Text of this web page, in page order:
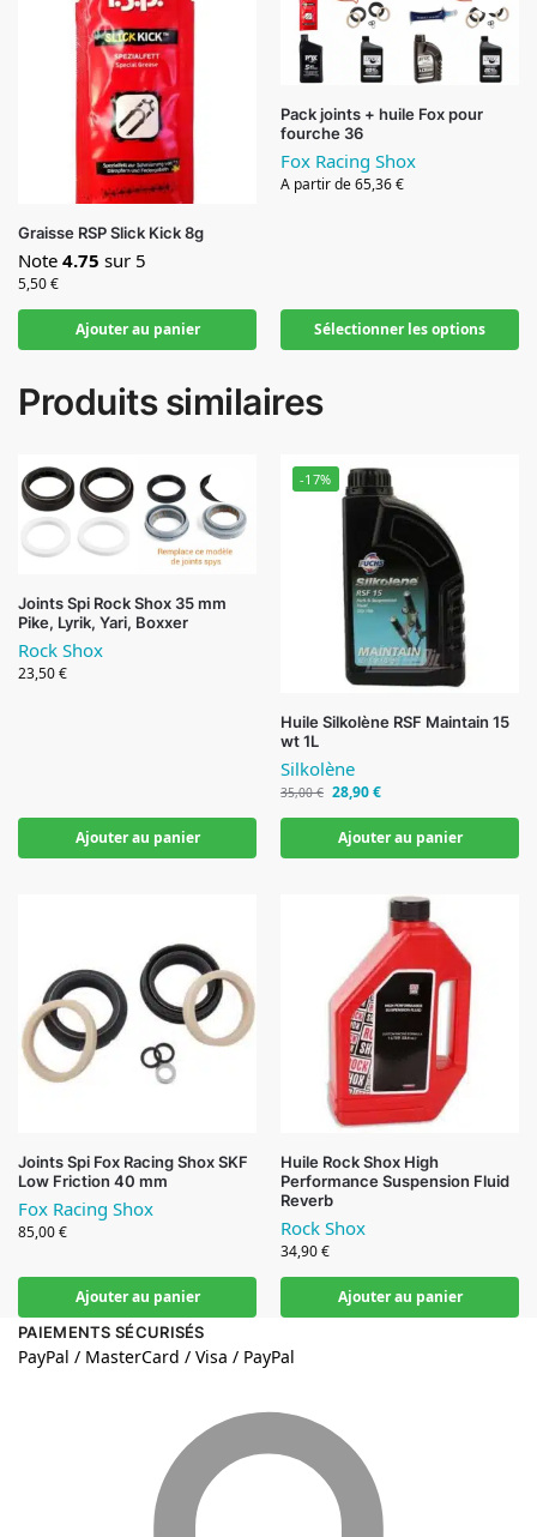
Graisse RSP Slick Kick 8g
Note 4.75 sur 5
5,50€
Ajouter au panier
Pack joints + huile Fox pour
fourche 36
Fox Racing Shox
A partir de 65,36 €
Sélectionner les options
Produits similaires
Joints Spi Rock Shox 35 mm
Pike, Lyrik, Yari, Boxxer
Rock Shox
23,50€
Ajouter au panier
-17%
Huile Silkolène RSF Maintain 15
wt 1L
Silkolène
35,00€ 28,90€
Ajouter au panier
Joints Spi Fox Racing Shox SKF
Low Friction 40 mm
Fox Racing Shox
85,00€
Ajouter au panier
Huile Rock Shox High
Performance Suspension Fluid
Reverb
Rock Shox
34,90€
Ajouter au panier
PAIEMENTS SÉCURISÉS
PayPal / MasterCard / Visa / PayPal